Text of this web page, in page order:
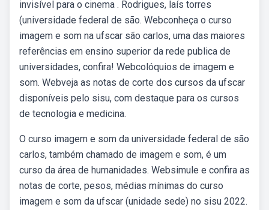
invisível para o cinema . Rodrigues, laís torres
(universidade federal de são. Webconheça o curso
imagem e som na ufscar são carlos, uma das maiores
referências em ensino superior da rede publica de
universidades, confira! Webcolóquios de imagem e
som. Webveja as notas de corte dos cursos da ufscar
disponíveis pelo sisu, com destaque para os cursos
de tecnologia e medicina.
O curso imagem e som da universidade federal de são
carlos, também chamado de imagem e som, é um
curso da área de humanidades. Websimule e confira as
notas de corte, pesos, médias mínimas do curso
imagem e som da ufscar (unidade sede) no sisu 2022.